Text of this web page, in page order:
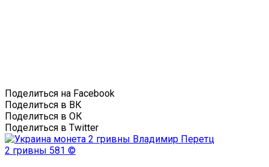
Поделиться на Facebook
Поделиться в ВК
Поделиться в ОК
Поделиться в Twitter
2 гривны 581 ©